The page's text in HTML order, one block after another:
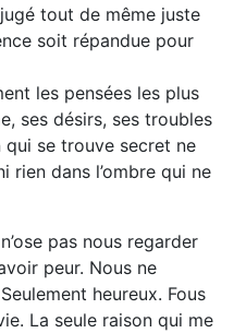
tout de même juste
soit répandue pour
les pensées les plus
ses désirs, ses troubles
se trouve secret ne
rien dans l’ombre qui ne
pas nous regarder
peur. Nous ne
heureux. Fous
La seule raison qui me